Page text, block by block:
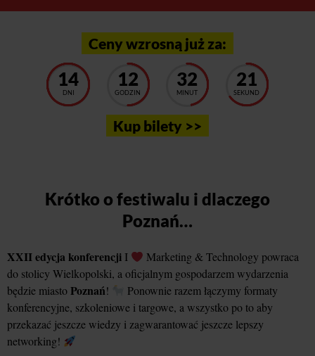
Ceny wzrosną już za:
14
DNI
12
GODZIN
32
MINUT
16
SEKUND
Kup bilety >>
Krótko o festiwalu i dlaczego
Poznań…
XXII edycja konferencji I
Marketing & Technology powraca
do stolicy Wielkopolski, a oficjalnym gospodarzem wydarzenia
będzie miasto Poznań!
Ponownie razem łączymy formaty
konferencyjne, szkoleniowe i targowe, a wszystko po to aby
przekazać jeszcze wiedzy i zagwarantować jeszcze lepszy
networking!